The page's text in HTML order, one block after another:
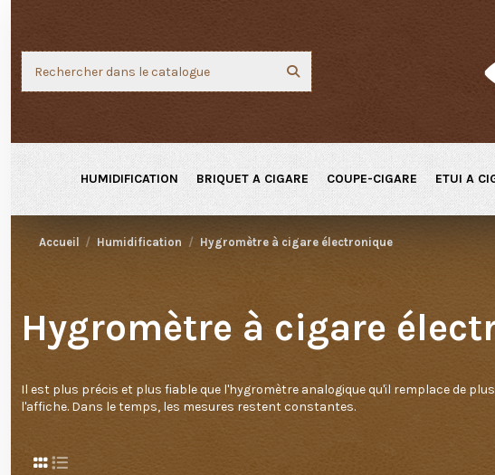
HUMIDIFICATION BRIQUET A CIGARE COUPE-CIGARE ETUI A
Accueil Humidification Hygromètre à cigare électronique
Hygromètre à cigare
Il est plus précis et plus fiable que l'hygromètre analogique qu'il remplace de
l'affiche. Dans le temps, les mesures restent constantes.